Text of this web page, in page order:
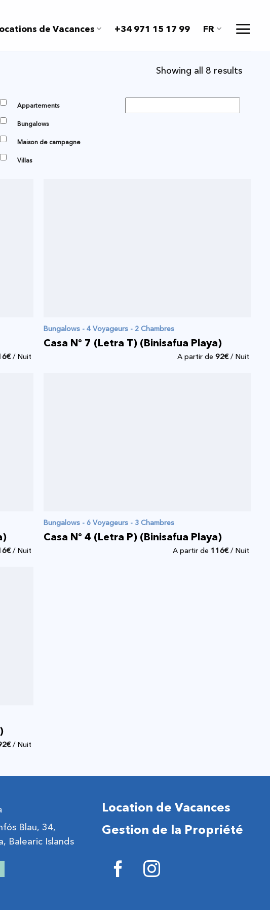
de Vacances +34 971 15 17 99 FR
Showing all 8 resultsSorted
Appartements
Bungalows
Maison de campagne
Villas
€/ Nuit
Bungalows - 4 Voyageurs - 2 Chambres
Casa Nº 7 (Letra T) (Binisafua Playa)
A partir de92€/ Nuit
€/ Nuit
Bungalows - 6 Voyageurs - 3 Chambres
Casa Nº 4 (Letra P) (Binisafua Playa)
A partir de 116€/ Nuit
€/ Nuit
Blau, 34,
Balearic Islands
Location de Vacances
Gestion de la Propriété